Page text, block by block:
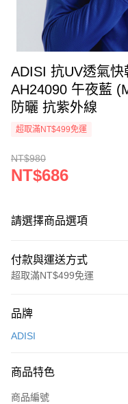
ADISI 抗UV透氣
AH24090 午夜藍
防曬 抗紫外線
超取滿NT$499免運
NT$980
NT$686
請選擇商品選項
付款與運送方式
超取滿NT$499免運
信用卡一次付款
LINE Pay
Apple Pay
品牌
ADISI
商品特色
商品編號